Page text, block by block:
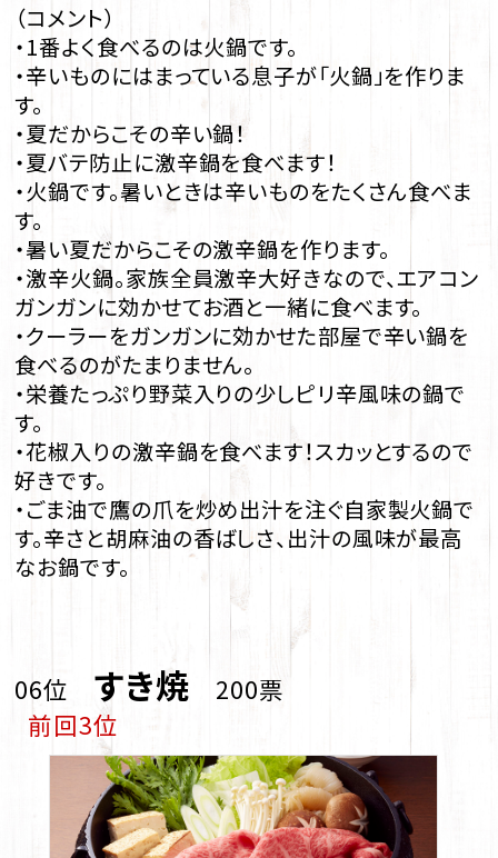
（コメント）
・1番よく食べるのは火鍋です。
・辛いものにはまっている息子が「火鍋」を作りま
す。
・夏だからこその辛い鍋！
・夏バテ防止に激辛鍋を食べます！
・火鍋です。暑いときは辛いものをたくさん食べま
す。
・暑い夏だからこその激辛鍋を作ります。
・激辛火鍋。家族全員激辛大好きなので、エアコン
ガンガンに効かせてお酒と一緒に食べます。
・クーラーをガンガンに効かせた部屋で辛い鍋を
食べるのがたまりません。
・栄養たっぷり野菜入りの少しピリ辛風味の鍋で
す。
・花椒入りの激辛鍋を食べます！スカッとするので
好きです。
・ごま油で鷹の爪を炒め出汁を注ぐ自家製火鍋で
す。辛さと胡麻油の香ばしさ、出汁の風味が最高
なお鍋です。
06位 すき焼 200票
前回3位